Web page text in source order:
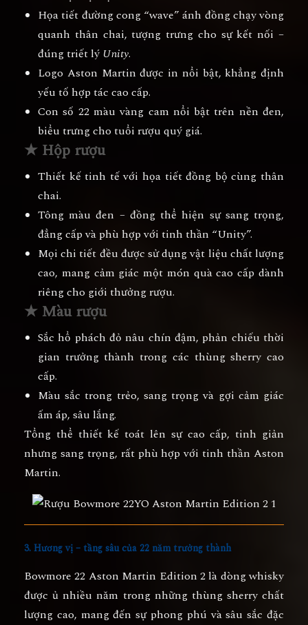
Họa tiết đường cong “wave” ánh đồngchạy vòng
quanh thân chai, tượng trưng cho sự kết nối –
đúng triết lý Unity.
Logo Aston Martin được in nổi bật, khẳng định
yếu tố hợp tác cao cấp.
Con số 22màu vàng cam nổi bật trên nền đen,
biểu trưng cho tuổi rượu quý giá.
★ Hộp rượu
Thiết kế tinh tế với họa tiết đồng bộ cùng thân
chai.
Tông màu đen – đồng thể hiện sự sang trọng,
đẳng cấp và phù hợp với tinh thần “Unity”.
Mọi chi tiết đều được sử dụng vật liệu chất lượng
cao, mang cảm giác một món quà cao cấp dành
riêng cho giới thưởng rượu.
★ Màu rượu
Sắchổ phách đỏ nâu chín đậm, phản chiếu thời
gian trưởng thành trong các thùng sherry cao
cấp.
Màu sắc trong trẻo, sang trọng và gợi cảm giác
ấm áp, sâu lắng.
Tổng thể thiết kế toát lên sự cao cấp, tinh giản
nhưng sang trọng, rất phù hợp với tinh thần Aston
Martin.
3. Hương vị – tầng sâu của 22 năm trưởng thành
Bowmore 22 Aston Martin Edition 2 là dòng whisky
được ủ nhiều năm trong những thùng sherry chất
lượng cao, mang đến sự phong phú và sâu sắc đặc